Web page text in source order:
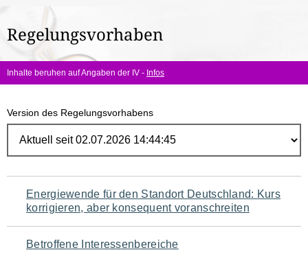
hier:
Regelungsvorhaben
Inhalte beruhen auf Angaben der IV - Infos
Version des Regelungsvorhabens
Navigation
für
den
Energiewende für den Standort Deutschland: Kurs
korrigieren, aber konsequent voranschreiten
Betroffene Interessenbereiche